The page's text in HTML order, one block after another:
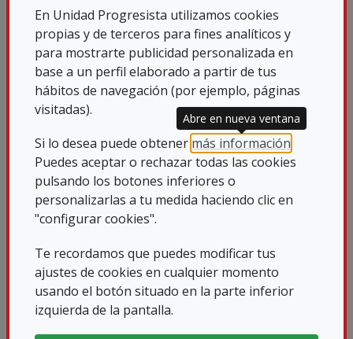
En Unidad Progresista utilizamos cookies
propias y de terceros para fines analíticos y
para mostrarte publicidad personalizada en
base a un perfil elaborado a partir de tus
hábitos de navegación (por ejemplo, páginas
visitadas).
Si lo desea puede obtener más información
Puedes aceptar o rechazar todas las cookies
pulsando los botones inferiores o
personalizarlas a tu medida haciendo clic en
"configurar cookies".
Te recordamos que puedes modificar tus
ajustes de cookies en cualquier momento
usando el botón situado en la parte inferior
izquierda de la pantalla.
Abre en nueva ventana
Nos hacía falta volver a vestirnos de
blanco en UP Almería
El pasado sábado 18 de junio, UP Almería
volvió a hacer suyo el color blanco, ese
blanco con tantos matices, el blanco del
bastón identificativo de nuestra ONCE,
para desarrollar una nueva...
11/07/2022